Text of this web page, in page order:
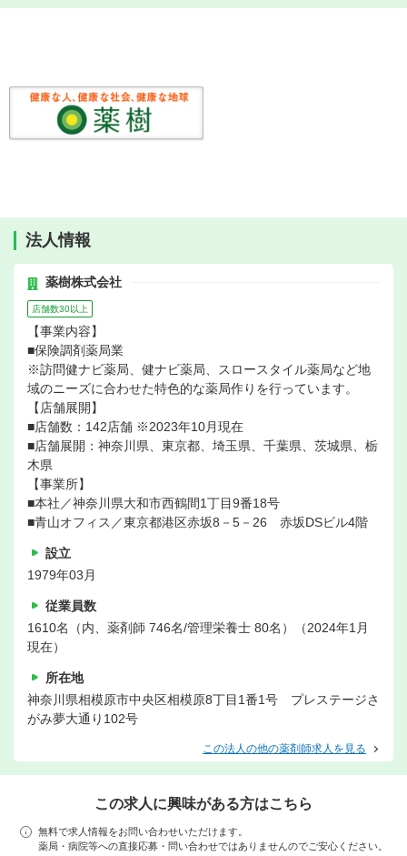
法人情報
薬樹株式会社
店舗数30以上
【事業内容】
■保険調剤薬局業
※訪問健ナビ薬局、健ナビ薬局、スロースタイル薬局など地
域のニーズに合わせた特色的な薬局作りを行っています。
【店舗展開】
■店舗数：142店舗 ※2023年10月現在
■店舗展開：神奈川県、東京都、埼玉県、千葉県、茨城県、栃
木県
【事業所】
■本社／神奈川県大和市西鶴間1丁目9番18号
■青山オフィス／東京都港区赤坂8－5－26 赤坂DSビル4階
設立
1979年03月
従業員数
1610名（内、薬剤師 746名/管理栄養士 80名）（2024年1月
現在）
所在地
神奈川県相模原市中央区相模原8丁目1番1号 プレステージさ
がみ夢大通り102号
この法人の他の薬剤師求人を見る
この求人に興味がある方はこちら
無料で求人情報をお問い合わせいただけます。
薬局・病院等への直接応募・問い合わせではありませんのでご安心ください。